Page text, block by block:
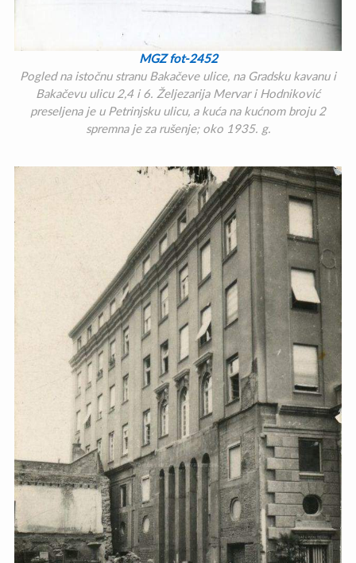
MGZ fot-2452
Pogled na istočnu stranu Bakačeve ulice, na Gradsku kavanu i
Bakačevu ulicu 2,4 i 6. Željezarija Mervar i Hodniković
preseljena je u Petrinjsku ulicu, a kuća na kućnom broju 2
spremna je za rušenje; oko 1935. g.